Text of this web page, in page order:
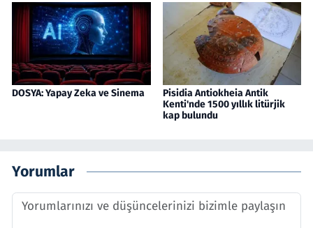
DOSYA: Yapay Zeka ve Sinema
Pisidia Antiokheia Antik
Kenti'nde 1500 yıllık litürjik
kap bulundu
Yorumlar